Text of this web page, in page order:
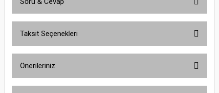
Taksit Seçenekleri
Önerileriniz